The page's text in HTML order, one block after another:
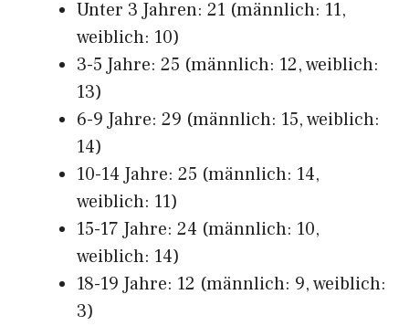
Unter 3 Jahren: 21 (männlich: 11,
weiblich: 10)
3-5 Jahre: 25 (männlich: 12, weiblich:
13)
6-9 Jahre: 29 (männlich: 15, weiblich:
14)
10-14 Jahre: 25 (männlich: 14,
weiblich: 11)
15-17 Jahre: 24 (männlich: 10,
weiblich: 14)
18-19 Jahre: 12 (männlich: 9, weiblich:
3)